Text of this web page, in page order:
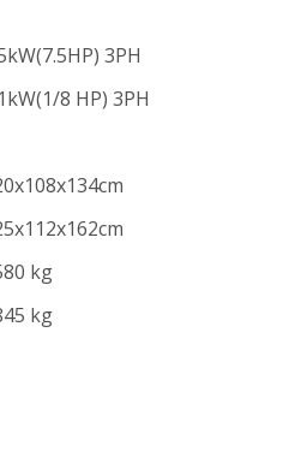
3PH
8 HP) 3PH
kg
kg